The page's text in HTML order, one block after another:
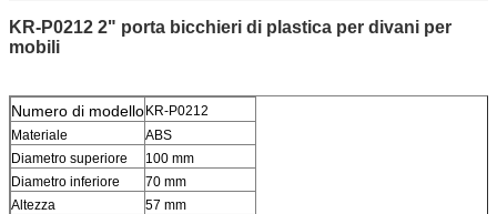
KR-P0212 2" porta bicchieri di plastica per divani per
mobili
Numero di modelloKR-P0212
Materiale
ABS
Diametro superiore
100 mm
Diametro inferiore
70 mm
Altezza
57 mm